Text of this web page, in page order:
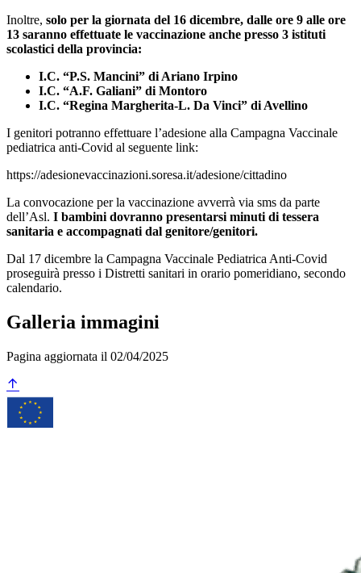
Inoltre, solo per la giornata del 16 dicembre, dalle ore 9 alle ore
13 saranno effettuate le vaccinazione anche presso 3 istituti
scolastici della provincia:
I.C. “P.S. Mancini” di Ariano Irpino
I.C. “A.F. Galiani” di Montoro
I.C. “Regina Margherita-L. Da Vinci” di Avellino
I genitori potranno effettuare l’adesione alla Campagna Vaccinale
pediatrica anti-Covid al seguente link:
https://adesionevaccinazioni.soresa.it/adesione/cittadino
La convocazione per la vaccinazione avverrà via sms da parte
dell’Asl. I bambini dovranno presentarsi minuti di tessera
sanitaria e accompagnati dal genitore/genitori.
Dal 17 dicembre la Campagna Vaccinale Pediatrica Anti-Covid
proseguirà presso i Distretti sanitari in orario pomeridiano, secondo
calendario.
Galleria immagini
Pagina aggiornata il 02/04/2025